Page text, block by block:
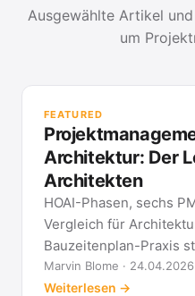
Ausgewählte Artikel
um
FEATURED
Architektur: Der
Architekten
HOAI-Phasen, sechs
Vergleich für
Bauzeitenplan-Praxis
Architekten-FAQ.
Marvin Blome ·
Weiterlesen →